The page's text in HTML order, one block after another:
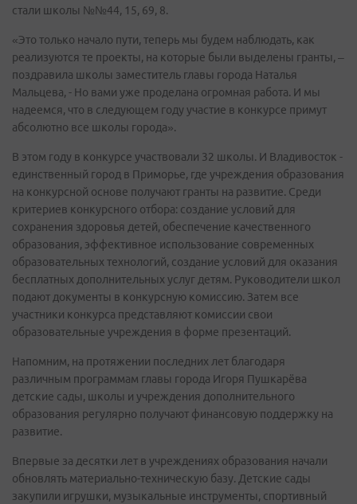
стали школы №№44, 15, 69, 8.
«Это только начало пути, теперь мы будем наблюдать, как
реализуются те проекты, на которые были выделены гранты, –
поздравила школы заместитель главы города Наталья
Мальцева, - Но вами уже проделана огромная работа. И мы
надеемся, что в следующем году участие в конкурсе примут
абсолютно все школы города».
В этом году в конкурсе участвовали 32 школы. И Владивосток -
единственный город в Приморье, где учреждения образования
на конкурсной основе получают гранты на развитие. Среди
критериев конкурсного отбора: создание условий для
сохранения здоровья детей, обеспечение качественного
образования, эффективное использование современных
образовательных технологий, создание условий для оказания
бесплатных дополнительных услуг детям. Руководители школ
подают документы в конкурсную комиссию. Затем все
участники конкурса представляют комиссии свои
образовательные учреждения в форме презентаций.
Напомним, на протяжении последних лет благодаря
различным программам главы города Игоря Пушкарёва
детские сады, школы и учреждения дополнительного
образования регулярно получают финансовую поддержку на
развитие.
Впервые за десятки лет в учреждениях образования начали
обновлять материально-техническую базу. Детские сады
закупили игрушки, музыкальные инструменты, спортивный